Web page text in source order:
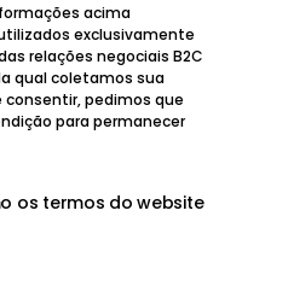
acima
exclusivamente
relações negociais B2C
qual coletamos sua
pedimos que
para permanecer
os termos do website